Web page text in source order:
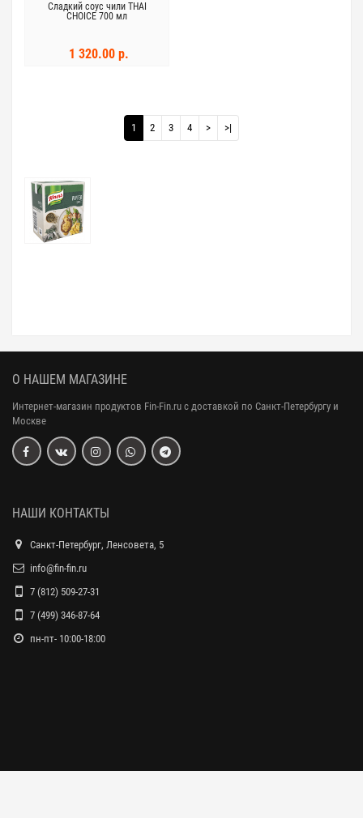
Сладкий соус чили THAI
CHOICE 700 мл
1 320.00 р.
1 2 3 4 > >|
О НАШЕМ МАГАЗИНЕ
Интернет-магазин продуктов Fin-Fin.ru с доставкой по Санкт-Петербургу и
Москве
НАШИ КОНТАКТЫ
Санкт-Петербург, Ленсовета, 5
info@fin-fin.ru
7 (812) 509-27-31
7 (499) 346-87-64
пн-пт- 10:00-18:00